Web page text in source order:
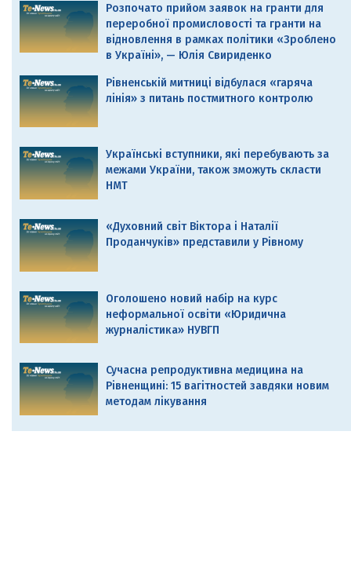
Розпочато прийом заявок на гранти для
переробної промисловості та гранти на
відновлення в рамках політики «Зроблено
в Україні», — Юлія Свириденко
Рівненській митниці відбулася «гаряча
лінія» з питань постмитного контролю
Українські вступники, які перебувають за
межами України, також зможуть скласти
НМТ
«Духовний світ Віктора і Наталії
Проданчуків» представили у Рівному
Оголошено новий набір на курс
неформальної освіти «Юридична
журналістика» НУВГП
Сучасна репродуктивна медицина на
Рівненщині: 15 вагітностей завдяки новим
методам лікування